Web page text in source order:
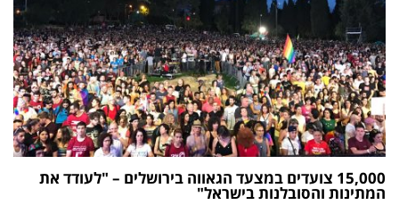
15,000 צועדים במצעד הגאווה בירושלים – "לעודד את
המתינות והסובלנות בישראל"